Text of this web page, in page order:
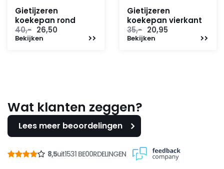
Gietijzeren
koekepan rond
40,- Oorspronkelijke
prijs
26,50
Bekijken
Gietijzeren
koekepan vierkant
35,- Oorspronkelijke
prijs
20,95
Bekijken
Wat klanten zeggen?
Lees meer beoordelingen
8,5uit1531 BE00RDELINGEN